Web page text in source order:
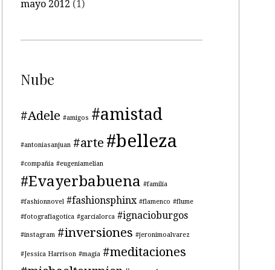
mayo 2012 (1)
Nube
#Adele #amigos #amistad
#antoniasanjuan #arte #belleza
#compañía #eugeniamelian
#Evayerbabuena #familia
#fashionnovel #fashionsphinx #flamenco #flume
#fotografiagotica #garcialorca #ignacioburgos
#instagram #inversiones #jeronimoalvarez
#Jessica Harrison #magia #meditaciones